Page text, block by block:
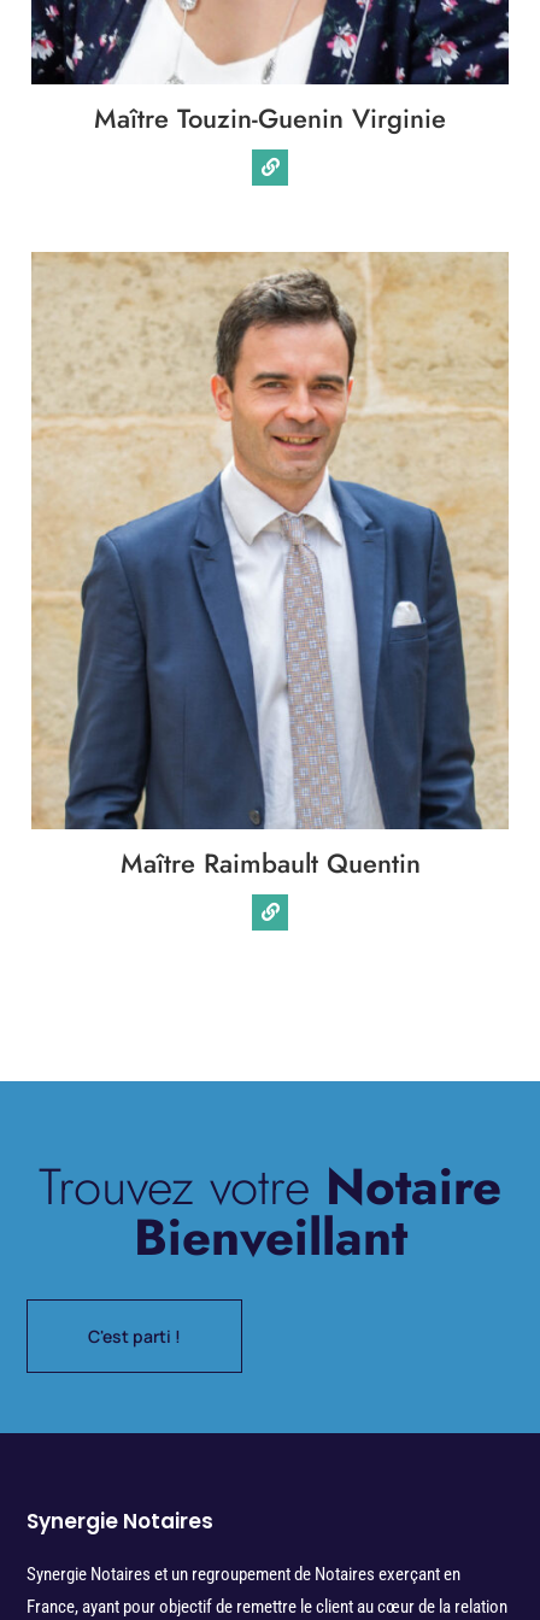
Maître Touzin-Guenin Virginie
Maître Raimbault Quentin
Trouvez votre Notaire
Bienveillant
C'est parti !
Synergie Notaires
Synergie Notaires et un regroupement de Notaires exerçant en
France, ayant pour objectif de remettre le client au cœur de la relation